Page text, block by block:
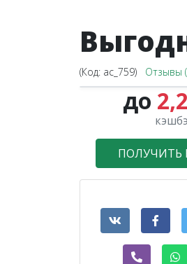
(Код: ac_759) Отзывы
до
ПОЛУЧИТЬ